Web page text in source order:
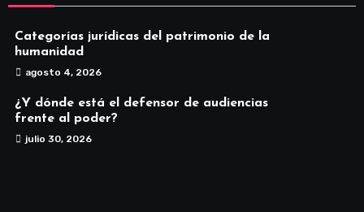
Categorías jurídicas del patrimonio de la
humanidad
agosto 4, 2026
¿Y dónde está el defensor de audiencias
frente al poder?
julio 30, 2026